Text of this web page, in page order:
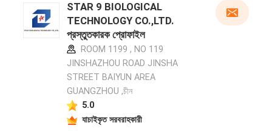
STAR 9 BIOLOGICAL
TECHNOLOGY CO.,LTD.
প্রস্তুতকারক প্রোফাইল
ROOM 1199 , NO 119
JINSHAZHOU ROAD JINSHA
STREET BAIYUN AREA
GUANGZHOU ,চীন
5.0
যাচাইকৃত সরবরাহকারী